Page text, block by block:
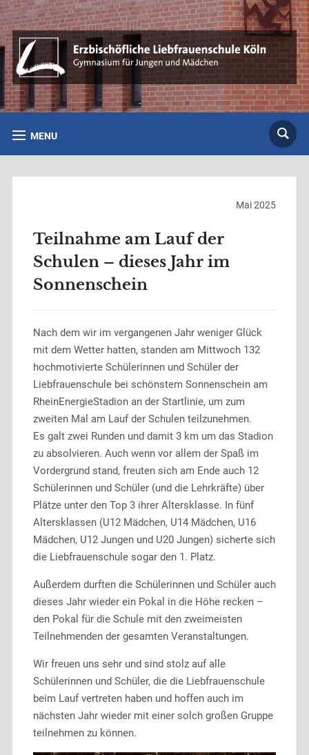
MENU
Mai 2025
Teilnahme am Lauf der
Schulen – dieses Jahr im
Sonnenschein
Nach dem wir im vergangenen Jahr weniger Glück
mit dem Wetter hatten, standen am Mittwoch 132
hochmotivierte Schülerinnen und Schüler der
Liebfrauenschule bei schönstem Sonnenschein am
RheinEnergieStadion an der Startlinie, um zum
zweiten Mal am Lauf der Schulen teilzunehmen.
Es galt zwei Runden und damit 3 km um das Stadion
zu absolvieren. Auch wenn vor allem der Spaß im
Vordergrund stand, freuten sich am Ende auch 12
Schülerinnen und Schüler (und die Lehrkräfte) über
Plätze unter den Top 3 ihrer Altersklasse. In fünf
Altersklassen (U12 Mädchen, U14 Mädchen, U16
Mädchen, U12 Jungen und U20 Jungen) sicherte sich
die Liebfrauenschule sogar den 1. Platz.
Außerdem durften die Schülerinnen und Schüler auch
dieses Jahr wieder ein Pokal in die Höhe recken –
den Pokal für die Schule mit den zweimeisten
Teilnehmenden der gesamten Veranstaltungen.
Wir freuen uns sehr und sind stolz auf alle
Schülerinnen und Schüler, die die Liebfrauenschule
beim Lauf vertreten haben und hoffen auch im
nächsten Jahr wieder mit einer solch großen Gruppe
teilnehmen zu können.